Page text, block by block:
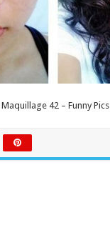
42 – Funny Pics